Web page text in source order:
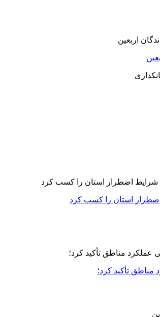
استان را کسب کرد
تأکید کرد؛